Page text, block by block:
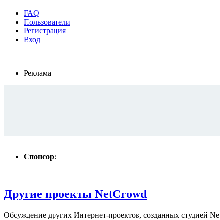
FAQ
Пользователи
Регистрация
Вход
Реклама
Спонсор:
Другие проекты NetCrowd
Обсуждение других Интернет-проектов, созданных студией